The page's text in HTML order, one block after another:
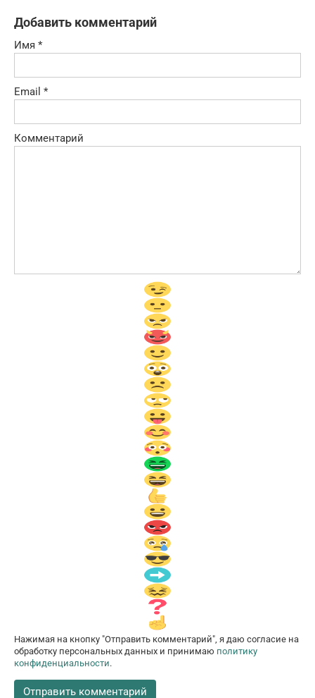
Добавить комментарий
Имя *
Email *
Комментарий
Нажимая на кнопку "Отправить комментарий", я даю согласие на
обработку персональных данных и принимаю политику
конфиденциальности.